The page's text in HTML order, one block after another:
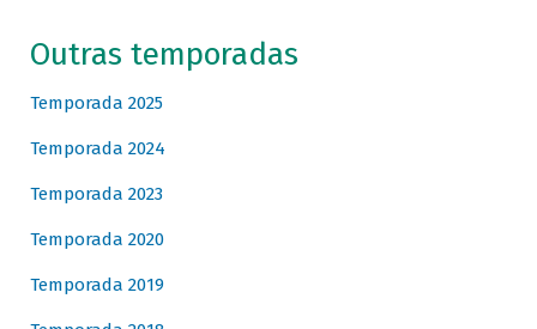
Outras temporadas
Temporada 2025
Temporada 2024
Temporada 2023
Temporada 2020
Temporada 2019